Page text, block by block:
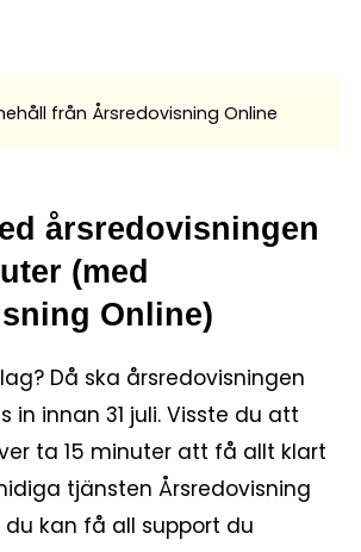
från Årsredovisning Online
årsredovisningen
(med
Online)
Då ska årsredovisningen
in innan 31 juli. Visste du att
ta 15 minuter att få allt klart
tjänsten Årsredovisning
kan få all support du